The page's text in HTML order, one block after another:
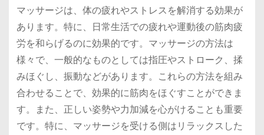
マッサージは、体の疲れやストレスを解消する効果が
あります。特に、日常生活での疲れや運動後の筋肉疲
労を和らげるのに効果的です。マッサージの方法は
様々で、一般的なものとしては指圧やストローク、揉
みほぐし、振動などがあります。これらの方法を組み
合わせることで、効果的に筋肉をほぐすことができま
す。また、正しい姿勢や力加減を心がけることも重要
です。特に、マッサージを受ける側はリラックスした